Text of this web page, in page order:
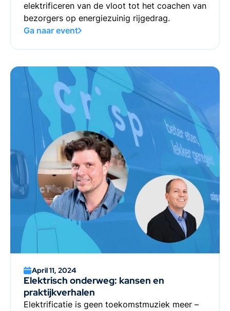
elektrificeren van de vloot tot het coachen van
bezorgers op energiezuinig rijgedrag.
Ga naar event
April 11, 2024
Elektrisch onderweg: kansen en
praktijkverhalen
Elektrificatie is geen toekomstmuziek meer –